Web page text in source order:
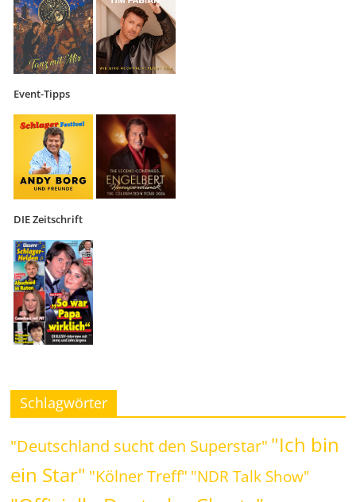
Event-Tipps
DIE Zeitschrift
Schlagwörter
"Deutschland sucht den Superstar" "Ich bin
ein Star" "Kölner Treff" "NDR Talk Show"